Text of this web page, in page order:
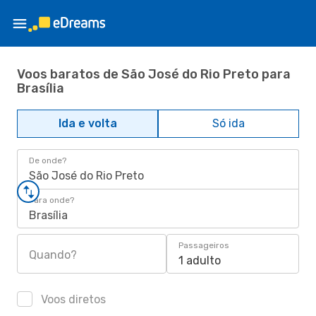
Voos baratos de São José do Rio Preto para
Brasília
Ida e volta Só ida
De onde?
São José do Rio Preto
Para onde?
Brasília
Quando?
Passageiros
1 adulto
Voos diretos